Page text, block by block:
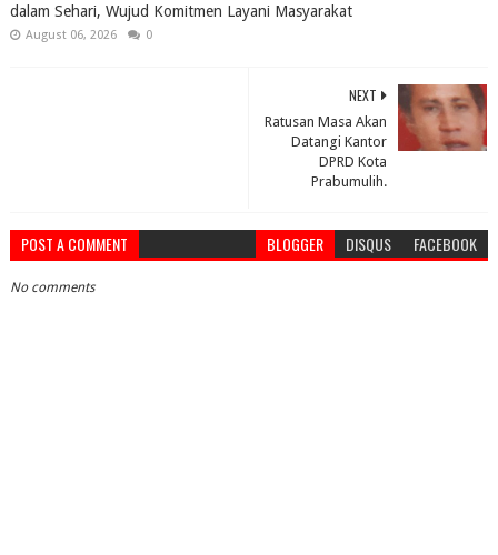
dalam Sehari, Wujud Komitmen Layani Masyarakat
August 06, 2026 0
NEXT
Ratusan Masa Akan
Datangi Kantor
DPRD Kota
Prabumulih.
POST A COMMENT BLOGGER DISQUS FACEBOOK
No comments